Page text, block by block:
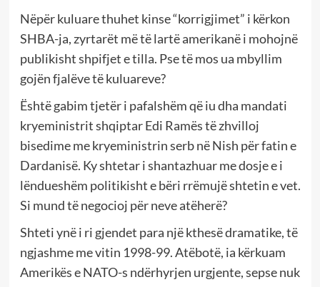
Nëpër kuluare thuhet kinse “korrigjimet” i kërkon
SHBA-ja, zyrtarët më të lartë amerikanë i mohojnë
publikisht shpifjet e tilla. Pse të mos ua mbyllim
gojën fjalëve të kuluareve?
Është gabim tjetër i pafalshëm që iu dha mandati
kryeministrit shqiptar Edi Ramës të zhvilloj
bisedime me kryeministrin serb në Nish për fatin e
Dardanisë. Ky shtetar i shantazhuar me dosje e i
lëndueshëm politikisht e bëri rrëmujë shtetin e vet.
Si mund të negocioj për neve atëherë?
Shteti ynë i ri gjendet para një kthesë dramatike, të
ngjashme me vitin 1998-99. Atëbotë, ia kërkuam
Amerikës e NATO-s ndërhyrjen urgjente, sepse nuk